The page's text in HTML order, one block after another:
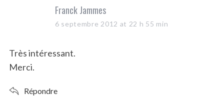
s
a
s
Franck Jammes
6 septembre 2012 at 22 h 55 min
Très intéressant.
Merci.
Répondre